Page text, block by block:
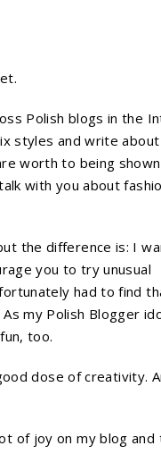
Polish blogs in the
styles and write about
worth to being
with you about
the difference is: I
you to try unusual
had to find
my Polish Blogger
too.
dose of creativity.
of joy on my blog and